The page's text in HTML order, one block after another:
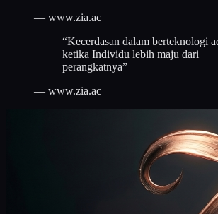
— www.zia.ac
“Kecerdasan dalam berteknologi
ketika Individu lebih maju dari
perangkatnya”
— www.zia.ac